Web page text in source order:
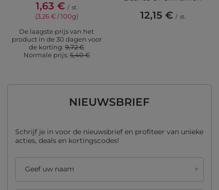
1,63 € / st.
(3,26 € / 100g)
De laagste prijs van het
product in de 30 dagen voor
de korting: 9,72 €
Normale prijs:5,40 €
12,15 € / st.
NIEUWSBRIEF
Schrijf je in voor de nieuwsbrief en profiteer van unieke
acties, deals en kortingscodes!
Geef uw naam